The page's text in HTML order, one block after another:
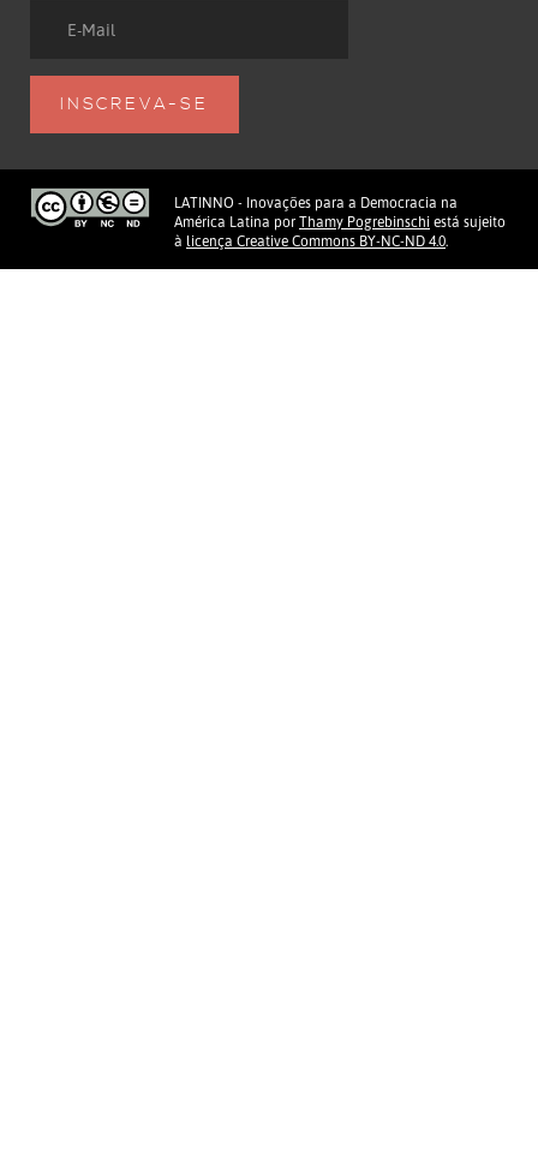
LATINNO - Inovações para a Democracia na
América Latina por Thamy Pogrebinschi está sujeito
à licença Creative Commons BY-NC-ND 4.0.